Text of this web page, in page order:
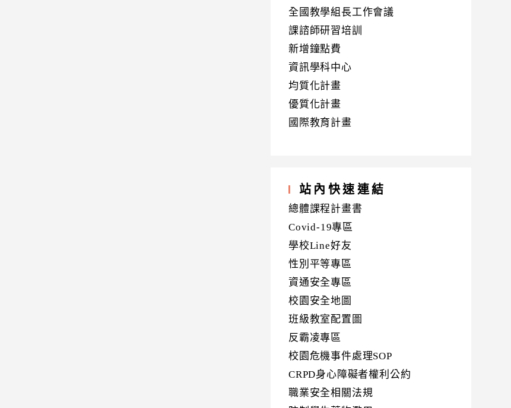
全國教學組長工作會議
課諮師研習培訓
新增鐘點費
資訊學科中心
均質化計畫
優質化計畫
國際教育計畫
站內快速連結
總體課程計畫書
Covid-19專區
學校Line好友
性別平等專區
資通安全專區
校園安全地圖
班級教室配置圖
反霸凌專區
校園危機事件處理SOP
CRPD身心障礙者權利公約
職業安全相關法規